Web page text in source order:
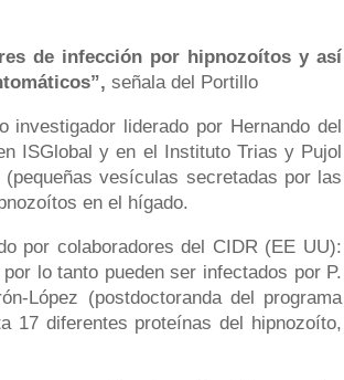
de infección por hipnozoítos y así
señala del Portillo
investigador liderado por Hernando del
ISGlobal y en el Instituto Trias y Pujol
vesículas secretadas por las
en el hígado.
por colaboradores del CIDR (EE UU):
lo tanto pueden ser infectados por P.
López (postdoctoranda del programa
17 diferentes proteínas del hipnozoíto,